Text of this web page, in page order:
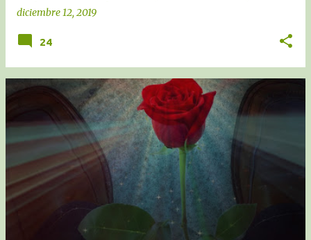
diciembre 12, 2019
24